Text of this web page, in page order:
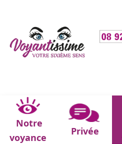
Notre
voyance
Privée